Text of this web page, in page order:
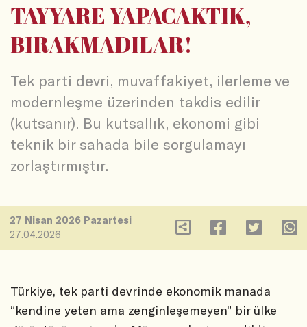
TAYYARE YAPACAKTIK,
BIRAKMADILAR!
Tek parti devri, muvaffakiyet, ilerleme ve
modernleşme üzerinden takdis edilir
(kutsanır). Bu kutsallık, ekonomi gibi
teknik bir sahada bile sorgulamayı
zorlaştırmıştır.
27 Nisan 2026 Pazartesi
27.04.2026
Türkiye, tek parti devrinde ekonomik manada
“kendine yeten ama zenginleşemeyen” bir ülke